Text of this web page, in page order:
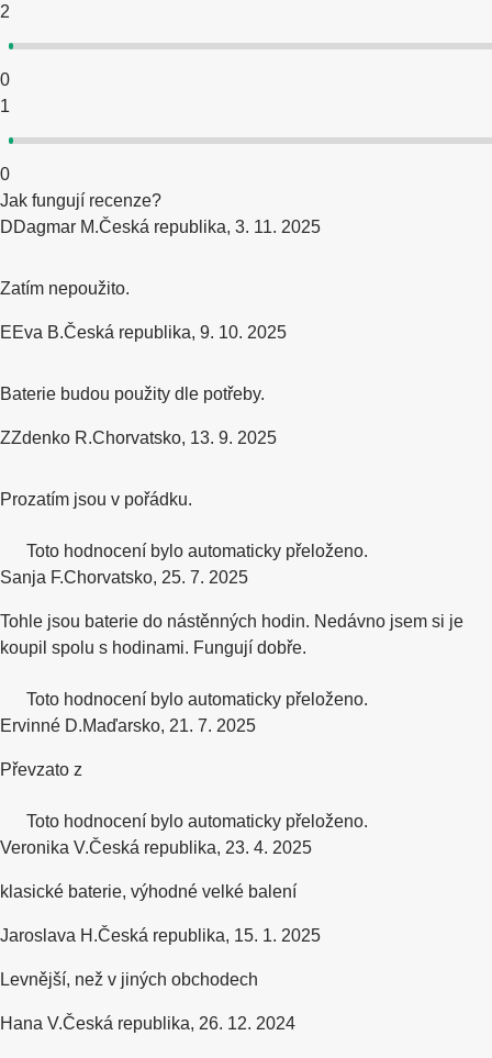
2
0
1
0
Jak fungují recenze?
DDagmar M.Česká republika, 3. 11. 2025
Zatím nepoužito.
EEva B.Česká republika, 9. 10. 2025
Baterie budou použity dle potřeby.
ZZdenko R.Chorvatsko, 13. 9. 2025
Prozatím jsou v pořádku.
Toto hodnocení bylo automaticky přeloženo.
Sanja F.Chorvatsko, 25. 7. 2025
Tohle jsou baterie do nástěnných hodin. Nedávno jsem si je
koupil spolu s hodinami. Fungují dobře.
Toto hodnocení bylo automaticky přeloženo.
Ervinné D.Maďarsko, 21. 7. 2025
Převzato z
Toto hodnocení bylo automaticky přeloženo.
Veronika V.Česká republika, 23. 4. 2025
klasické baterie, výhodné velké balení
Jaroslava H.Česká republika, 15. 1. 2025
Levnější, než v jiných obchodech
Hana V.Česká republika, 26. 12. 2024